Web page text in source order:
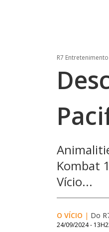
R7 Entretenimento
Kombat
Vício...
O VÍCIO | Do
24/09/2024 -